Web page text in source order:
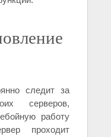
следит за
серверов,
работу
проходит